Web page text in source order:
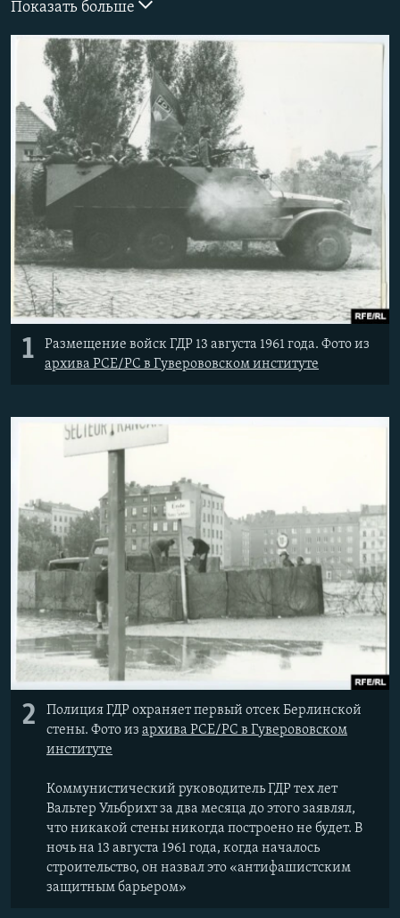
КРЫМ.НЕПОКОРЕННЫЙ
ELIFBE
УКРАИНСКАЯ ПРОБЛЕМА КРЫМА
ПРИСОЕДИНЯЙТЕСЬ!
Все сайты RFE/RL
Показать больше
1
Размещение войск ГДР 13 августа 1961 года. Фото из
архива РСЕ/РС в Гуверововском институте
2
Полиция ГДР охраняет первый отсек Берлинской
стены. Фото из архива РСЕ/РС в Гуверововском
институте
Коммунистический руководитель ГДР тех лет
Вальтер Ульбрихт за два месяца до этого заявлял,
что никакой стены никогда построено не будет. В
ночь на 13 августа 1961 года, когда началось
строительство, он назвал это «антифашистским
защитным барьером»